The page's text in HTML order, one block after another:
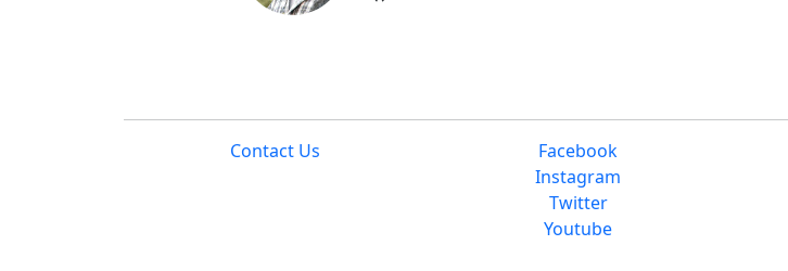
Contact Us
Facebook
Instagram
Twitter
Youtube